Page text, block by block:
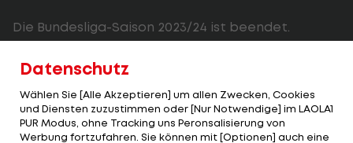
Die Bundesliga-Saison 2023/24 ist beendet.
Einige Spieler werden ihren Urlaub zufriedener
drei Gewinner ausgewählt.
Das sind nicht zwangsläufig die besten Spieler
Datenschutz
Wählen Sie [Alle Akzeptieren] um allen Zwecken, Cookies
und Diensten zuzustimmen oder [Nur Notwendige] im LAOLA1
PUR Modus, ohne Tracking uns Peronsalisierung von
Werbung fortzufahren. Sie können mit [Optionen] auch eine